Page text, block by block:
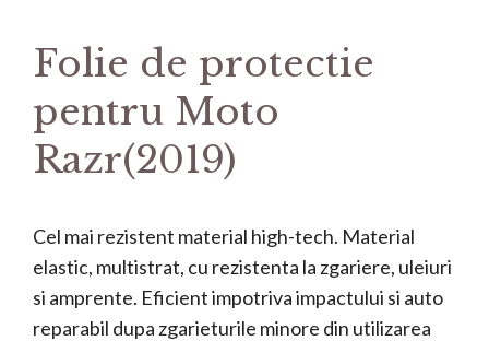
Folie de protectie
pentru Moto
Razr(2019)
Cel mai rezistent material high-tech. Material
elastic, multistrat, cu rezistenta la zgariere, uleiuri
si amprente. Eficient impotriva impactului si auto
reparabil dupa zgarieturile minore din utilizarea